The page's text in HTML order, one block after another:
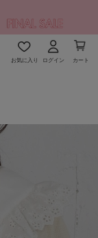
お気に入り ログイン カート